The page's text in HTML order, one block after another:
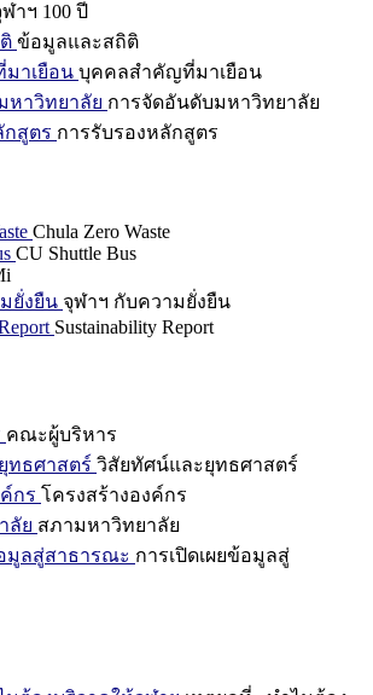
าฯ 100 ปี
ข้อมูลและสถิติ
าเยือน บุคคลสำคัญที่มาเยือน
หาวิทยาลัย การจัดอันดับมหาวิทยาลัย
กสูตร การรับรองหลักสูตร
Chula Zero Waste
CU Shuttle Bus
ยั่งยืน จุฬาฯ กับความยั่งยืน
Sustainability Report
คณะผู้บริหาร
ทธศาสตร์ วิสัยทัศน์และยุทธศาสตร์
กร โครงสร้างองค์กร
ลัย สภามหาวิทยาลัย
มูลสู่สาธารณะ การเปิดเผยข้อมูลสู่